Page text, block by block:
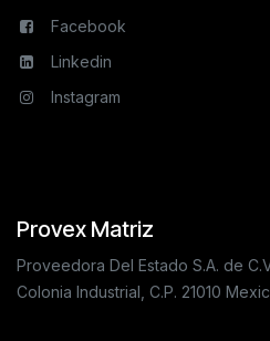
Facebook
Linkedin
Instagram
Provex Matriz
Proveedora Del Estado S.A. de
Colonia Industrial, C.P. 21010